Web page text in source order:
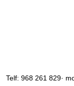
Telf: 968 261 829·